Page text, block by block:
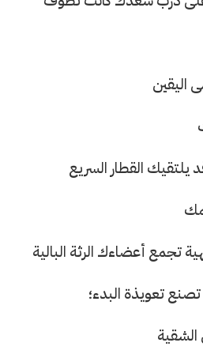
اليقين
يلتقيك القطار السريع
تجمع أعضاءك الرثة البالية
تصنع تعويذة البدء؛
الشقية